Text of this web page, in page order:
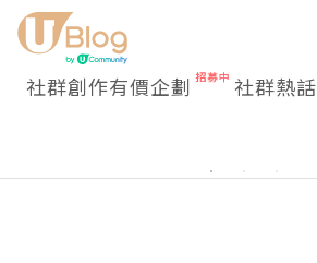
社群創作有價企劃 社群熱話